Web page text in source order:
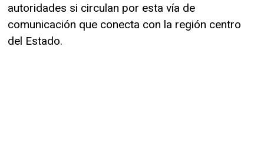
autoridades si circulan por esta vía de
comunicación que conecta con la región centro
del Estado.